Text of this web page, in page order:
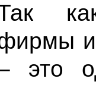
и
это